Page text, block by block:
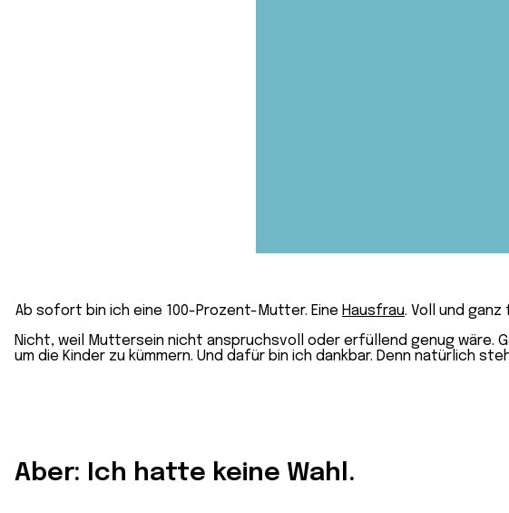
Ab sofort bin ich eine 100-Prozent-Mutter. Eine Hausfrau. Voll und ganz
Nicht, weil Muttersein nicht anspruchsvoll oder erfüllend genug wäre.
um die Kinder zu kümmern. Und dafür bin ich dankbar. Denn natürlich
Aber: Ich hatte keine Wahl.